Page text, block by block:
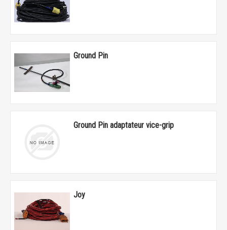
Ground Pin
Ground Pin adaptateur vice-grip
Joy